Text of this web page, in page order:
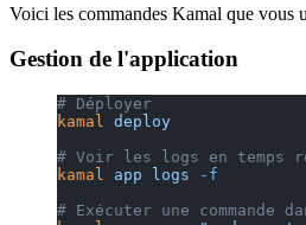
Voici les commandes Kamal que vous
Gestion de l'application
# Déployer
kamal deploy
# Voir les logs en temps
kamal app logs -f
# Exécuter une commande